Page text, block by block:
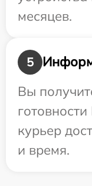
месяцев.
5
Вы
курьер
и время.